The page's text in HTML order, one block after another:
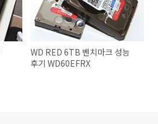
WD RED 6TB 벤치마크 성능
후기 WD60EFRX